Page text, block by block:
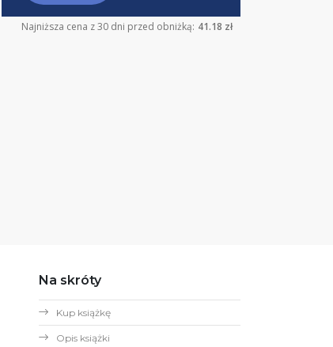
Najniższa cena z 30 dni przed obniżką: 41.18 zł
Na skróty
Kup książkę
Opis książki